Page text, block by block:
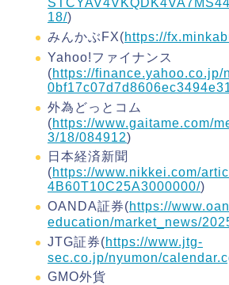
18/)
みんかぶFX(https://
Yahoo!ファイナンス
(https://finance.yahoo.co.jp/
外為どっとコム
(https://www.gaitame.com/
3/18/084912)
日本経済新聞
(https://www.nikkei.com/
4B60T10C25A3000000/)
OANDA証券(https://
education/market_news/
JTG証券(https://www.jtg-
sec.co.jp/nyumon/
GMO外貨